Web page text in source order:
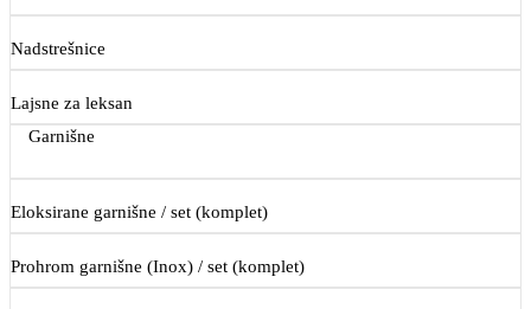
Nadstrešnice
Lajsne za leksan
Garnišne
Eloksirane garnišne / set (komplet)
Prohrom garnišne (Inox) / set (komplet)